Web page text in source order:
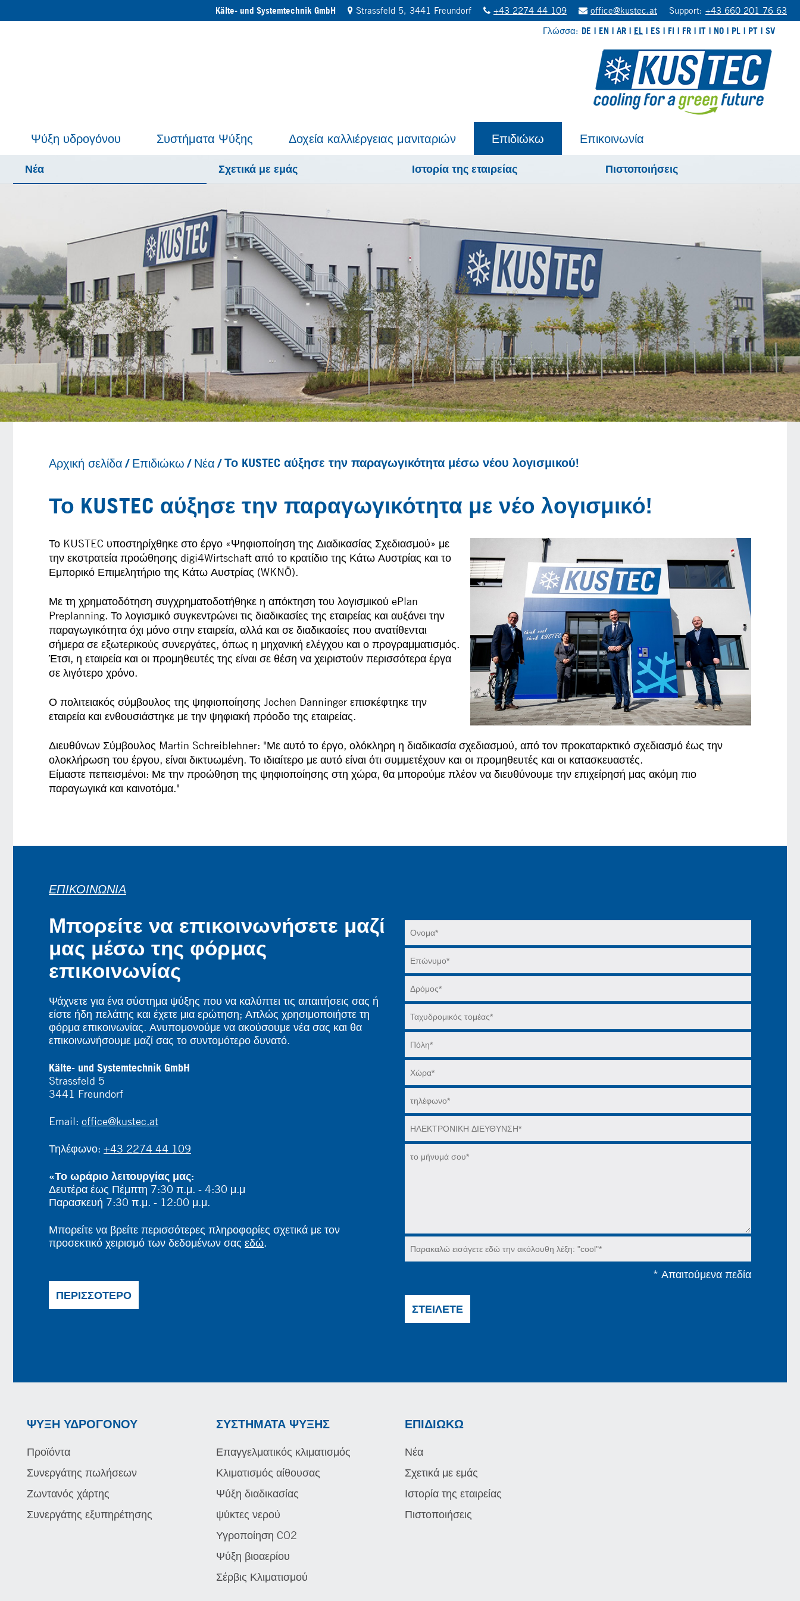
Kälte- und Systemtechnik GmbH Strassfeld 5, 3441 Freundorf +43 2274 44 109 office@kustec.at Support: +43 660 201 76 63
Γλώσσα: DE EN AR EL ES FI FR IT NO PL PT SV
Ψύξη υδρογόνου Συστήματα Ψύξης Δοχεία καλλιέργειας μανιταριών Επιδιώκω Επικοινωνία
Νέα Σχετικά με εμάς Ιστορία της εταιρείας Πιστοποιήσεις
Αρχική σελίδα Επιδιώκω Νέα Το KUSTEC αύξησε την παραγωγικότητα μέσω νέου λογισμικού!
Το KUSTEC αύξησε την παραγωγικότητα με νέο λογισμικό!
Το KUSTEC υποστηρίχθηκε στο έργο «Ψηφιοποίηση της Διαδικασίας Σχεδιασμού» με
την εκστρατεία προώθησης digi4Wirtschaft από το κρατίδιο της Κάτω Αυστρίας και το
Εμπορικό Επιμελητήριο της Κάτω Αυστρίας (WKNÖ).
Με τη χρηματοδότηση συγχρηματοδοτήθηκε η απόκτηση του λογισμικού ePlan
Preplanning. Το λογισμικό συγκεντρώνει τις διαδικασίες της εταιρείας και αυξάνει την
παραγωγικότητα όχι μόνο στην εταιρεία, αλλά και σε διαδικασίες που ανατίθενται
σήμερα σε εξωτερικούς συνεργάτες, όπως η μηχανική ελέγχου και ο προγραμματισμός.
Έτσι, η εταιρεία και οι προμηθευτές της είναι σε θέση να χειριστούν περισσότερα έργα
σε λιγότερο χρόνο.
Ο πολιτειακός σύμβουλος της ψηφιοποίησης Jochen Danninger επισκέφτηκε την
εταιρεία και ενθουσιάστηκε με την ψηφιακή πρόοδο της εταιρείας.
Διευθύνων Σύμβουλος Martin Schreiblehner: "Με αυτό το έργο, ολόκληρη η διαδικασία σχεδιασμού, από τον προκαταρκτικό σχεδιασμό έως την
ολοκλήρωση του έργου, είναι δικτυωμένη. Το ιδιαίτερο με αυτό είναι ότι συμμετέχουν και οι προμηθευτές και οι κατασκευαστές.
Είμαστε πεπεισμένοι: Με την προώθηση της ψηφιοποίησης στη χώρα, θα μπορούμε πλέον να διευθύνουμε την επιχείρησή μας ακόμη πιο
παραγωγικά και καινοτόμα."
ΕΠΙΚΟΙΝΩΝΊΑ
Μπορείτε να επικοινωνήσετε μαζί
μας μέσω της φόρμας
επικοινωνίας
Ψάχνετε για ένα σύστημα ψύξης που να καλύπτει τις απαιτήσεις σας ή
είστε ήδη πελάτης και έχετε μια ερώτηση; Απλώς χρησιμοποιήστε τη
φόρμα επικοινωνίας. Ανυπομονούμε να ακούσουμε νέα σας και θα
επικοινωνήσουμε μαζί σας το συντομότερο δυνατό.
Kälte- und Systemtechnik GmbH
Strassfeld 5
3441 Freundorf
Email: office@kustec.at
Τηλέφωνο: +43 2274 44 109
«Το ωράριο λειτουργίας μας:
Δευτέρα έως Πέμπτη 7:30 π.μ. - 4:30 μ.μ
Παρασκευή 7:30 π.μ. - 12:00 μ.μ.
Μπορείτε να βρείτε περισσότερες πληροφορίες σχετικά με τον
προσεκτικό χειρισμό των δεδομένων σας εδώ.
ΠΕΡΙΣΣΌΤΕΡΟ
* Απαιτούμενα πεδία
ΣΤΕΊΛΕΤΕ
ΨΎΞΗ ΥΔΡΟΓΌΝΟΥ
Προϊόντα
Συνεργάτης πωλήσεων
Ζωντανός χάρτης
Συνεργάτης εξυπηρέτησης
ΣΥΣΤΉΜΑΤΑ ΨΎΞΗΣ
Επαγγελματικός κλιματισμός
Κλιματισμός αίθουσας
Ψύξη διαδικασίας
ψύκτες νερού
Υγροποίηση CO2
Ψύξη βιοαερίου
Σέρβις Κλιματισμού
ΕΠΙΔΙΏΚΩ
Νέα
Σχετικά με εμάς
Ιστορία της εταιρείας
Πιστοποιήσεις